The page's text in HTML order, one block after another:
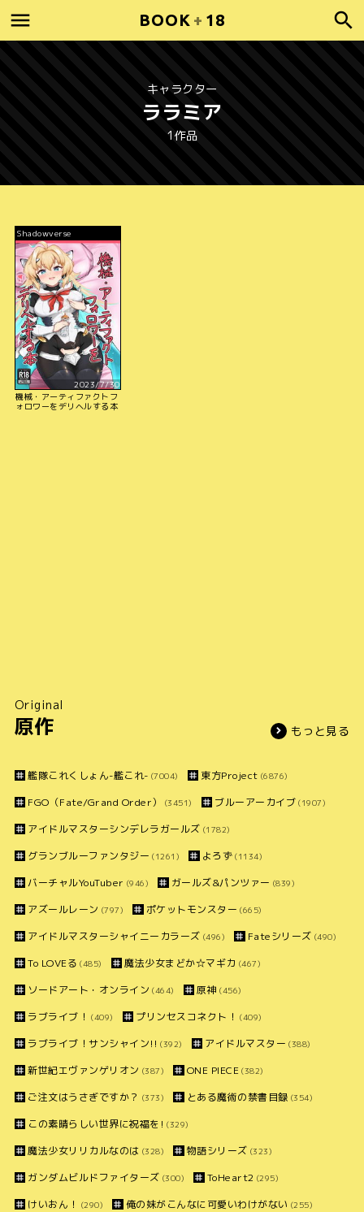
BOOK + 18
キャラクター
ララミア
1作品
Shadowverse
2023/7/30
機械・アーティファクトフ
ォロワーをデリヘルする本
Original
原作 もっと見る
艦隊これくしょん-艦これ- (7004) 東方Project (6876)
FGO（Fate/Grand Order） (3451) ブルーアーカイブ (1907)
アイドルマスターシンデレラガールズ (1782)
グランブルーファンタジー (1261) よろず (1134)
バーチャルYouTuber (946) ガールズ&パンツァー (839)
アズールレーン (797) ポケットモンスター (665)
アイドルマスターシャイニーカラーズ (496) Fateシリーズ (490)
To LOVEる (485) 魔法少女まどか☆マギカ (467)
ソードアート・オンライン (464) 原神 (456)
ラブライブ！ (409) プリンセスコネクト！ (409)
ラブライブ！サンシャイン!! (392) アイドルマスター (388)
新世紀エヴァンゲリオン (387) ONE PIECE (382)
ご注文はうさぎですか？ (373) とある魔術の禁書目録 (354)
この素晴らしい世界に祝福を! (329)
魔法少女リリカルなのは (328) 物語シリーズ (323)
ガンダムビルドファイターズ (300) ToHeart2 (295)
けいおん！ (290) 俺の妹がこんなに可愛いわけがない (255)